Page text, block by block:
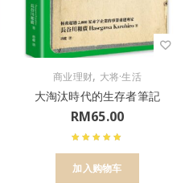
商业理财, 大将·生活
大淘汰時代的生存者筆記
RM65.00
加入购物车